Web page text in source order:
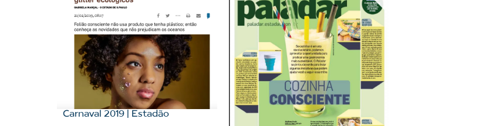
Carnaval 2019 | Estadão